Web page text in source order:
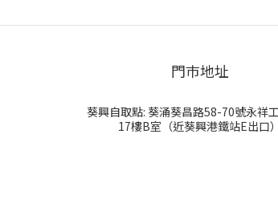
門巿地址
葵興自取點: 葵涌葵昌路58-70號永祥
17樓B室（近葵興港鐵站E出口）